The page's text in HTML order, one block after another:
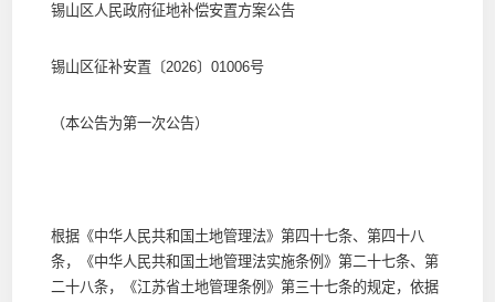
锡山区人民政府征地补偿安置方案公告
锡山区征补安置〔2026〕01006号
（本公告为第一次公告）
根据《中华人民共和国土地管理法》第四十七条、第四十八
条，《中华人民共和国土地管理法实施条例》第二十七条、第
二十八条，《江苏省土地管理条例》第三十七条的规定，依据